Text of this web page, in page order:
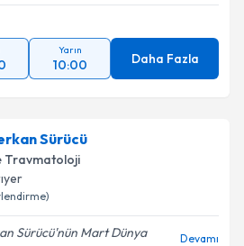
Yarın
10:00 Daha Fazla
Sürücü
Travmatoloji
Sürücü'nün Mart Dünya
Devamı